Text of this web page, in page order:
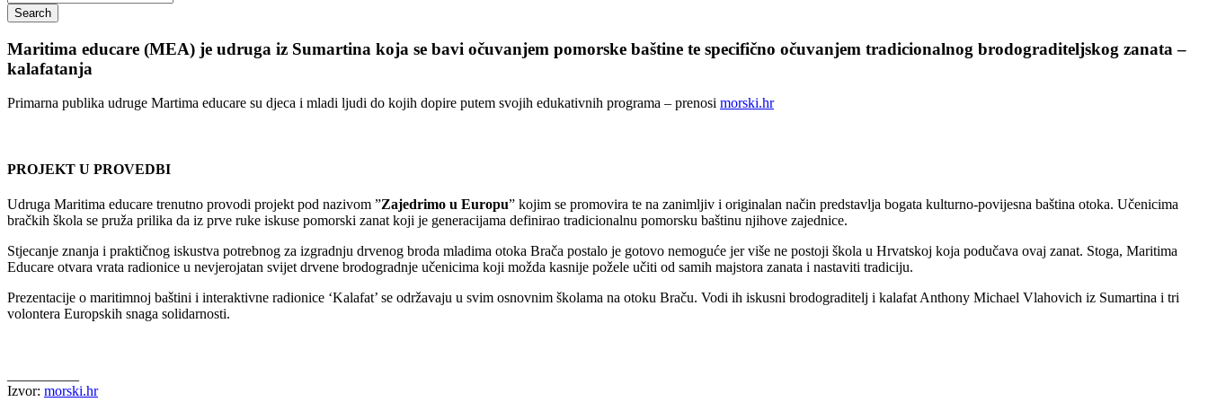
Search
Maritima educare (MEA) je udruga iz Sumartina koja se bavi očuvanjem pomorske baštine te specifično očuvanjem tradicionalnog brodograditeljskog zanata –
kalafatanja
Primarna publika udruge Martima educare su djeca i mladi ljudi do kojih dopire putem svojih edukativnih programa – prenosi morski.hr
PROJEKT U PROVEDBI
Udruga Maritima educare trenutno provodi projekt pod nazivom ”Zajedrimo u Europu” kojim se promovira te na zanimljiv i originalan način predstavlja bogata kulturno-povijesna baština otoka. Učenicima
bračkih škola se pruža prilika da iz prve ruke iskuse pomorski zanat koji je generacijama definirao tradicionalnu pomorsku baštinu njihove zajednice.
Stjecanje znanja i praktičnog iskustva potrebnog za izgradnju drvenog broda mladima otoka Brača postalo je gotovo nemoguće jer više ne postoji škola u Hrvatskoj koja podučava ovaj zanat. Stoga, Maritima
Educare otvara vrata radionice u nevjerojatan svijet drvene brodogradnje učenicima koji možda kasnije požele učiti od samih majstora zanata i nastaviti tradiciju.
Prezentacije o maritimnoj baštini i interaktivne radionice ‘Kalafat’ se održavaju u svim osnovnim školama na otoku Braču. Vodi ih iskusni brodograditelj i kalafat Anthony Michael Vlahovich iz Sumartina i tri
volontera Europskih snaga solidarnosti.
Izvor: morski.hr